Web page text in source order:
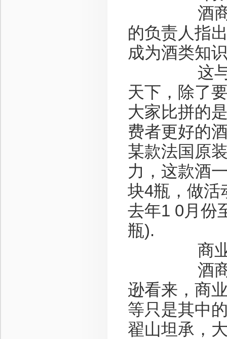
酒商们的
的负责人指
成为酒类知
这与翟山
天下，除了
大家比拼的
费者更好的
某款法国原
力，这款酒
块4瓶，做活
去年1 0月份
瓶).
商业模
酒商们这
逊看来，商
等只是其中
翟山坦承，